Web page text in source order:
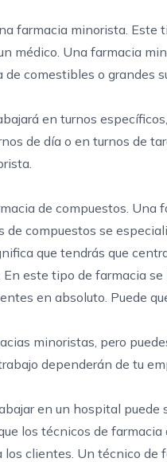
farmacia minorista. Este
médico. Una farmacia
comestibles o grandes
en turnos
de día o en turnos de
de compuestos. Una
de compuestos se
que tendrás que
este tipo de farmacia
en absoluto. Puede
minoristas, pero
dependerán de tu
en un hospital puede
los técnicos de
clientes. Un técnico de